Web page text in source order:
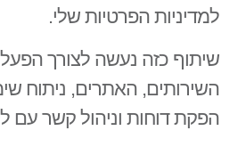
למדיניות הפרטיות שלי.
שיתוף כזה נעשה לצורך
השירותים, האתרים, ניתוח
הפקת דוחות וניהול קשר עם